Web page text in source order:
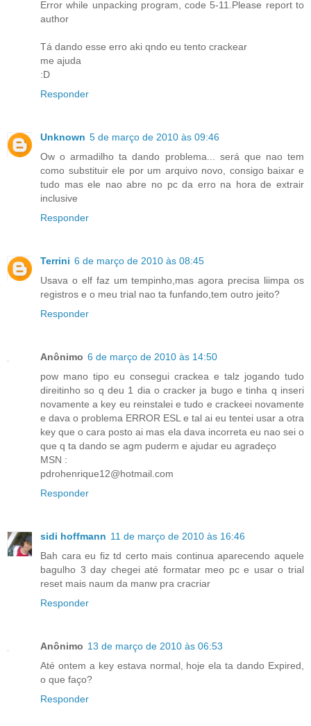
Error while unpacking program, code 5-11.Please report to
author
Tá dando esse erro aki qndo eu tento crackear
me ajuda
:D
Responder
Unknown 5 de março de 2010 às 09:46
Ow o armadilho ta dando problema... será que nao tem
como substituir ele por um arquivo novo, consigo baixar e
tudo mas ele nao abre no pc da erro na hora de extrair
inclusive
Responder
Terrini 6 de março de 2010 às 08:45
Usava o elf faz um tempinho,mas agora precisa liimpa os
registros e o meu trial nao ta funfando,tem outro jeito?
Responder
Anônimo 6 de março de 2010 às 14:50
pow mano tipo eu consegui crackea e talz jogando tudo
direitinho so q deu 1 dia o cracker ja bugo e tinha q inseri
novamente a key eu reinstalei e tudo e crackeei novamente
e dava o problema ERROR ESL e tal ai eu tentei usar a otra
key que o cara posto ai mas ela dava incorreta eu nao sei o
que q ta dando se agm puderm e ajudar eu agradeço
MSN :
pdrohenrique12@hotmail.com
Responder
sidi hoffmann 11 de março de 2010 às 16:46
Bah cara eu fiz td certo mais continua aparecendo aquele
bagulho 3 day chegei até formatar meo pc e usar o trial
reset mais naum da manw pra cracriar
Responder
Anônimo 13 de março de 2010 às 06:53
Até ontem a key estava normal, hoje ela ta dando Expired,
o que faço?
Responder